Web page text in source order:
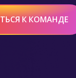
К КОМАНДЕ